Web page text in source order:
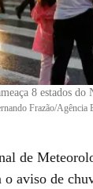
8 estados do
Frazão/Agência
de
aviso de